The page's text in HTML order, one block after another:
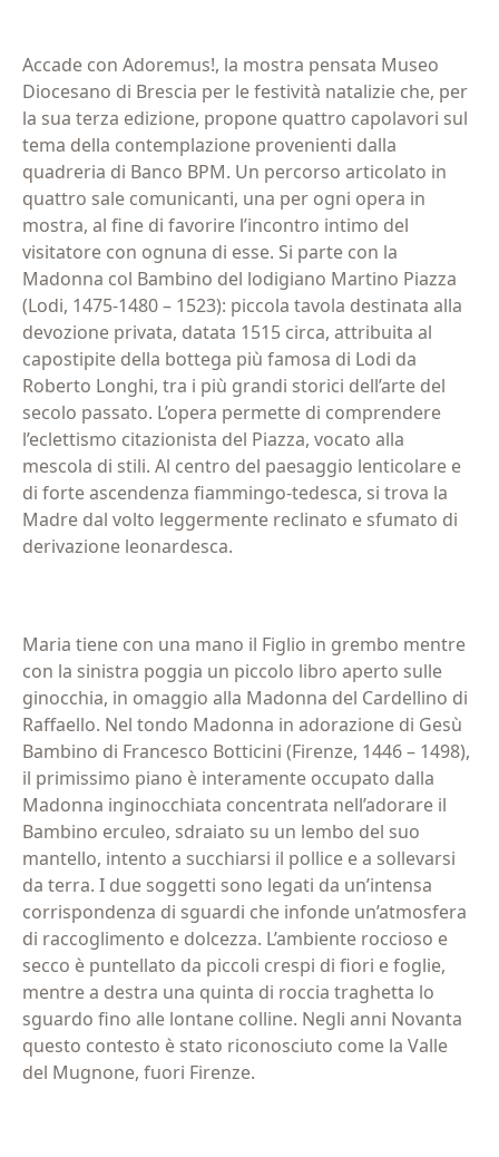
Accade con Adoremus!, la mostra pensata Museo
Diocesano di Brescia per le festività natalizie che, per
la sua terza edizione, propone quattro capolavori sul
tema della contemplazione provenienti dalla
quadreria di Banco BPM. Un percorso articolato in
quattro sale comunicanti, una per ogni opera in
mostra, al fine di favorire l’incontro intimo del
visitatore con ognuna di esse. Si parte con la
Madonna col Bambino del lodigiano Martino Piazza
(Lodi, 1475-1480 – 1523): piccola tavola destinata alla
devozione privata, datata 1515 circa, attribuita al
capostipite della bottega più famosa di Lodi da
Roberto Longhi, tra i più grandi storici dell’arte del
secolo passato. L’opera permette di comprendere
l’eclettismo citazionista del Piazza, vocato alla
mescola di stili. Al centro del paesaggio lenticolare e
di forte ascendenza fiammingo-tedesca, si trova la
Madre dal volto leggermente reclinato e sfumato di
derivazione leonardesca.
Maria tiene con una mano il Figlio in grembo mentre
con la sinistra poggia un piccolo libro aperto sulle
ginocchia, in omaggio alla Madonna del Cardellino di
Raffaello. Nel tondo Madonna in adorazione di Gesù
Bambino di Francesco Botticini (Firenze, 1446 – 1498),
il primissimo piano è interamente occupato dalla
Madonna inginocchiata concentrata nell’adorare il
Bambino erculeo, sdraiato su un lembo del suo
mantello, intento a succhiarsi il pollice e a sollevarsi
da terra. I due soggetti sono legati da un’intensa
corrispondenza di sguardi che infonde un’atmosfera
di raccoglimento e dolcezza. L’ambiente roccioso e
secco è puntellato da piccoli crespi di fiori e foglie,
mentre a destra una quinta di roccia traghetta lo
sguardo fino alle lontane colline. Negli anni Novanta
questo contesto è stato riconosciuto come la Valle
del Mugnone, fuori Firenze.